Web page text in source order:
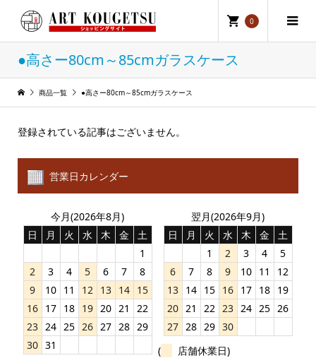
0
●高さー80cm～85cmガラスケース
商品一覧 ●高さー80cm～85cmガラスケース
登録されている記事はございません。
営業日カレンダー
今月(2026年8月)
日
月 火 水 木 金
土
1
2
3 4 5 6 7
8
9
10 11 12 13 14 15
16 17 18 19 20 21
22
23 24 25 26 27 28 29
30 31
翌月(2026年9月)
日
月 火 水 木 金
土
1
2 3 4
5
6
7 8 9 10 11
12
13 14 15 16 17 18 19
20 21 22 23 24 25 26
27 28 29 30
(
店舗休業日)